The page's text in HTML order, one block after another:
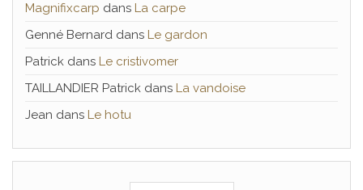
Magnifixcarp dans La carpe
Genné Bernard dans Le gardon
Patrick dans Le cristivomer
TAILLANDIER Patrick dans La vandoise
Jean dans Le hotu